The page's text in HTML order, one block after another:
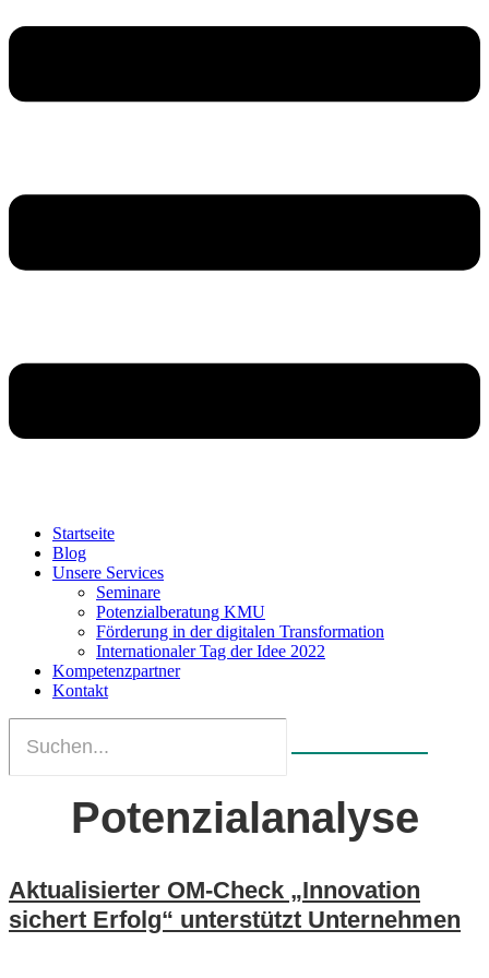
Startseite
Blog
Unsere Services
Seminare
Potenzialberatung KMU
Förderung in der digitalen Transformation
Internationaler Tag der Idee 2022
Kompetenzpartner
Kontakt
Potenzialanalyse
Aktualisierter OM‑Check „Innovation
sichert Erfolg“ unterstützt Unternehmen